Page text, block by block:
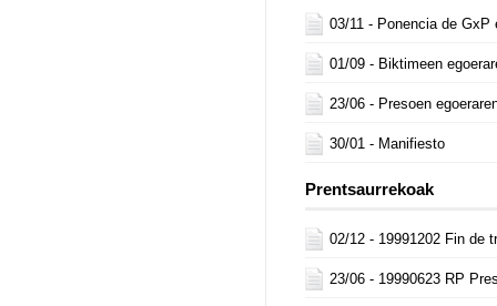
03/11 - Ponencia de GxP
01/09 - Biktimeen
23/06 - Presoen
30/01 - Manifiesto
Prentsaurrekoak
02/12 - 19991202 Fin de
23/06 - 19990623 RP